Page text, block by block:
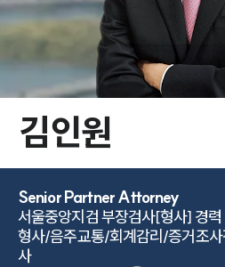
김인원
Senior Partner Attorney
서울중앙지검 부장검사[형사] 경력
형사/음주교통/회계감리/증거조
사